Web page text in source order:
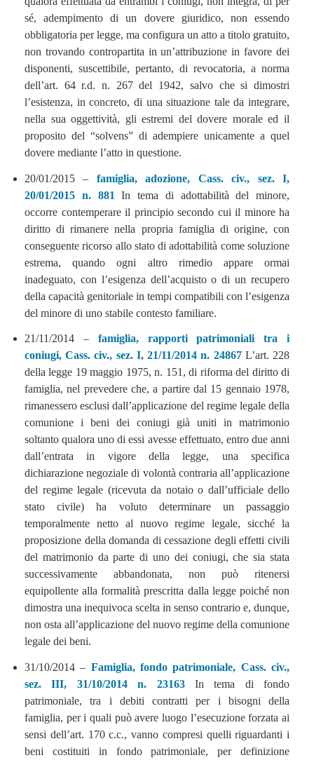
sé, adempimento di un dovere giuridico, non essendo
obbligatoria per legge, ma configura un atto a titolo gratuito,
non trovando contropartita in un’attribuzione in favore dei
disponenti, suscettibile, pertanto, di revocatoria, a norma
dell’art. 64 r.d. n. 267 del 1942, salvo che si dimostri
l’esistenza, in concreto, di una situazione tale da integrare,
nella sua oggettività, gli estremi del dovere morale ed il
proposito del “solvens” di adempiere unicamente a quel
dovere mediante l’atto in questione.
20/01/2015 – famiglia, adozione, Cass. civ., sez. I,
20/01/2015 n. 881In tema di adottabilità del minore,
occorre contemperare il principio secondo cui il minore ha
diritto di rimanere nella propria famiglia di origine, con
conseguente ricorso allo stato di adottabilità come soluzione
estrema, quando ogni altro rimedio appare ormai
inadeguato, con l’esigenza dell’acquisto o di un recupero
della capacità genitoriale in tempi compatibili con l’esigenza
del minore di uno stabile contesto familiare.
21/11/2014 – famiglia, rapporti patrimoniali tra i
coniugi, Cass. civ., sez. I, 21/11/2014 n. 24867 L’art. 228
della legge 19 maggio 1975, n. 151, di riforma del diritto di
famiglia, nel prevedere che, a partire dal 15 gennaio 1978,
rimanessero esclusi dall’applicazione del regime legale della
comunione i beni dei coniugi già uniti in matrimonio
soltanto qualora uno di essi avesse effettuato, entro due anni
dall’entrata in vigore della legge, una specifica
dichiarazione negoziale di volontà contraria all’applicazione
del regime legale (ricevuta da notaio o dall’ufficiale dello
stato civile) ha voluto determinare un passaggio
temporalmente netto al nuovo regime legale, sicché la
proposizione della domanda di cessazione degli effetti civili
del matrimonio da parte di uno dei coniugi, che sia stata
successivamente abbandonata, non può ritenersi
equipollente alla formalità prescritta dalla legge poiché non
dimostra una inequivoca scelta in senso contrario e, dunque,
non osta all’applicazione del nuovo regime della comunione
legale dei beni.
31/10/2014 – Famiglia, fondo patrimoniale, Cass. civ.,
sez. III, 31/10/2014 n. 23163 In tema di fondo
patrimoniale, tra i debiti contratti per i bisogni della
famiglia, per i quali può avere luogo l’esecuzione forzata ai
sensi dell’art. 170 c.c., vanno compresi quelli riguardanti i
beni costituiti in fondo patrimoniale, per definizione